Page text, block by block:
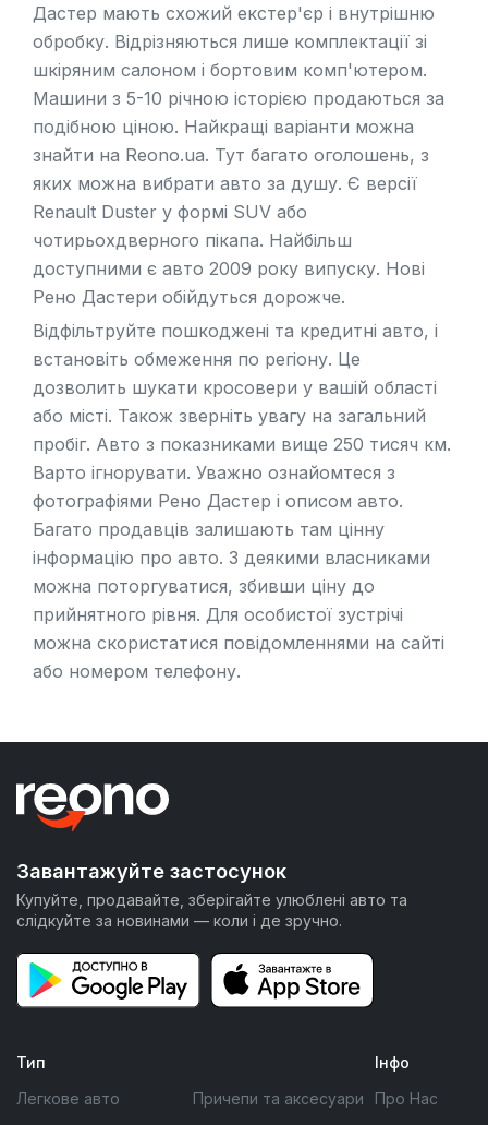
Дастер мають схожий екстер'єр і внутрішню
обробку. Відрізняються лише комплектації зі
шкіряним салоном і бортовим комп'ютером.
Машини з 5-10 річною історією продаються за
подібною ціною. Найкращі варіанти можна
знайти на Reono.ua. Тут багато оголошень, з
яких можна вибрати авто за душу. Є версії
Renault Duster у формі SUV або
чотирьохдверного пікапа. Найбільш
доступними є авто 2009 року випуску. Нові
Рено Дастери обійдуться дорожче.
Відфільтруйте пошкоджені та кредитні авто, і
встановіть обмеження по регіону. Це
дозволить шукати кросовери у вашій області
або місті. Також зверніть увагу на загальний
пробіг. Авто з показниками вище 250 тисяч км.
Варто ігнорувати. Уважно ознайомтеся з
фотографіями Рено Дастер і описом авто.
Багато продавців залишають там цінну
інформацію про авто. З деякими власниками
можна поторгуватися, збивши ціну до
прийнятного рівня. Для особистої зустрічі
можна скористатися повідомленнями на сайті
або номером телефону.
Завантажуйте застосунок
Купуйте, продавайте, зберігайте улюблені авто та
слідкуйте за новинами — коли і де зручно.
Тип
Легкове авто
Причепи та аксесуари
Інфо
Про Нас